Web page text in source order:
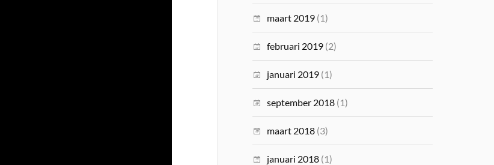
maart 2019 (1)
februari 2019 (2)
januari 2019 (1)
september 2018 (1)
maart 2018 (3)
januari 2018 (1)